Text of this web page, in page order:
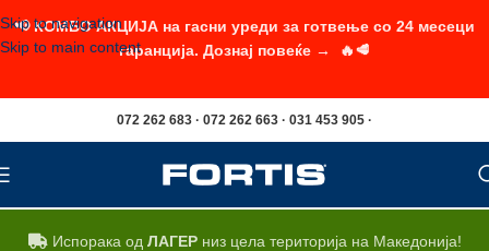
Skip to navigation
Skip to main content
072 262 683 · 072 262 663 · 031 453 905 ·
Испорака од ЛАГЕРниз цела територија на Македонија!
📢 КОМБО АКЦИЈА на гасни уреди за готвење со 24 месеци
гаранција. Дознај повеќе → 🔥🥩